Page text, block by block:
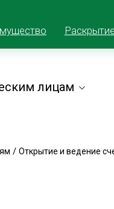
лицам
/ Открытие и ведение